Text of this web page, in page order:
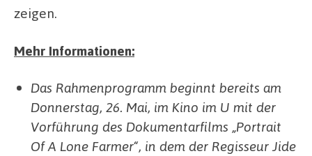
zeigen.
Mehr Informationen:
Das Rahmenprogramm beginnt bereits am
Donnerstag, 26. Mai, im Kino im U mit der
Vorführung des Dokumentarfilms „Portrait
Of A Lone Farmer“, in dem der Regisseur Jide